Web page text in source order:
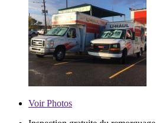
VoirPhotos